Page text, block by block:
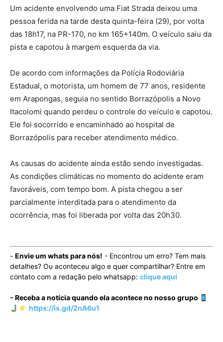
Um acidente envolvendo uma Fiat Strada deixou uma
pessoa ferida na tarde desta quinta-feira (29), por volta
das 18h17, na PR-170, no km 165+140m. O veículo saiu da
pista e capotou à margem esquerda da via.
De acordo com informações da Polícia Rodoviária
Estadual, o motorista, um homem de 77 anos, residente
em Arapongas, seguia no sentido Borrazópolis a Novo
Itacolomi quando perdeu o controle do veículo e capotou.
Ele foi socorrido e encaminhado ao hospital de
Borrazópolis para receber atendimento médico.
As causas do acidente ainda estão sendo investigadas.
As condições climáticas no momento do acidente eram
favoráveis, com tempo bom. A pista chegou a ser
parcialmente interditada para o atendimento da
ocorrência, mas foi liberada por volta das 20h30.
- Envie um whats para nós! - Encontrou um erro? Tem mais
detalhes? Ou aconteceu algo e quer compartilhar? Entre em
contato com a redação pelo whatsapp: clique aqui
- Receba a notícia quando ela acontece no nosso grupo
https://is.gd/2nA6u1